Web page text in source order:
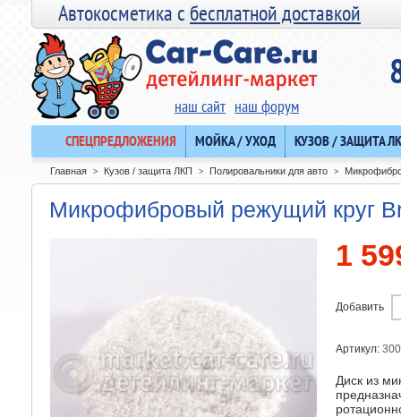
Автокосметика сбесплатной доставкой
наш сайт наш форум
СПЕЦПРЕДЛОЖЕНИЯ МОЙКА / УХОД КУЗОВ / ЗАЩИТА
Главная > Кузов / защита ЛКП > Полировальники для авто >
Микрофибровый режущий круг
1
Добавить
Артикул:
Диск из